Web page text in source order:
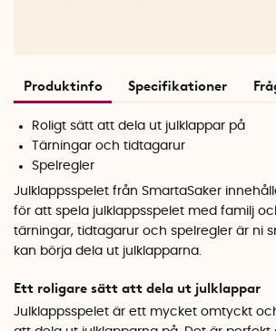
Produktinfo Specifikationer
Roligt sätt att dela ut julklappar på
Tärningar och tidtagarur
Spelregler
Julklappsspelet från SmartaSaker
för att spela julklappsspelet med familj
tärningar, tidtagarur och spelregler är ni
kan börja dela ut julklapparna.
Ett roligare sätt att dela ut julklappar
Julklappsspelet är ett mycket omtyckt